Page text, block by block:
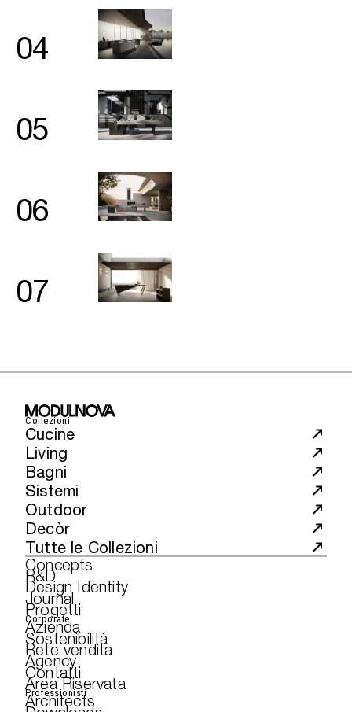
Cerca nel sito...
04
05
06
07
Collezioni
Cucine
Living
Bagni
Sistemi
Outdoor
Decòr
Tutte le Collezioni
Concepts
R&D
Design Identity
Journal
Progetti
Corporate
Azienda
Sostenibilità
Rete vendita
Agency
Contatti
Area Riservata
Professionisti
Architects